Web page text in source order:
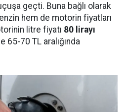
geçti. Buna bağlı olarak
hem de motorin fiyatları
litre fiyatı 80 lirayı
65-70 TL aralığında